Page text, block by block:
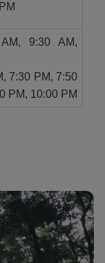
9:30 AM,
7:30 PM, 7:50
PM, 10:00 PM